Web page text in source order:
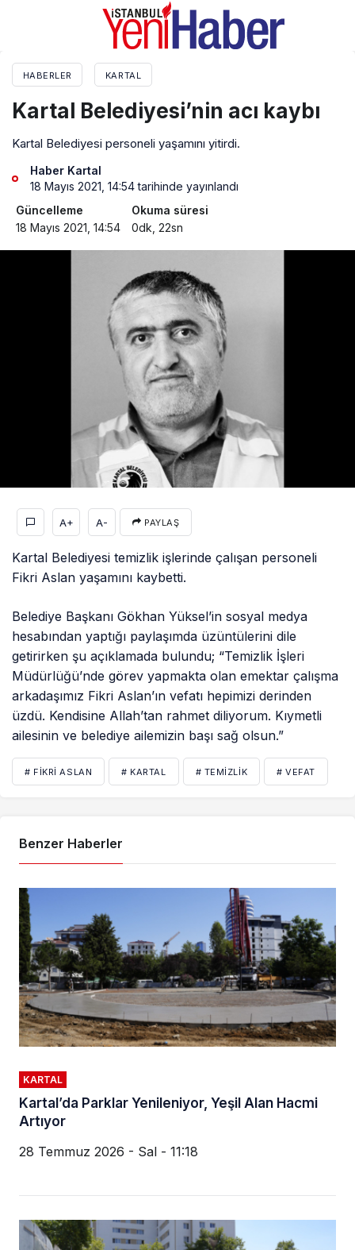
HABERLER KARTAL
Kartal Belediyesi’nin acı kaybı
Kartal Belediyesi personeli yaşamını yitirdi.
Haber Kartal
18 Mayıs 2021, 14:54tarihinde yayınlandı
Güncelleme
18 Mayıs 2021, 14:54
Okuma süresi
0dk, 22sn
A+ A- PAYLAŞ
Kartal Belediyesi temizlik işlerinde çalışan personeli
Fikri Aslan yaşamını kaybetti.
Belediye Başkanı Gökhan Yüksel’in sosyal medya
hesabından yaptığı paylaşımda üzüntülerini dile
getirirken şu açıklamada bulundu; “Temizlik İşleri
Müdürlüğü’nde görev yapmakta olan emektar çalışma
arkadaşımız Fikri Aslan’ın vefatı hepimizi derinden
üzdü. Kendisine Allah’tan rahmet diliyorum. Kıymetli
ailesinin ve belediye ailemizin başı sağ olsun.”
# FIKRI ASLAN # KARTAL # TEMIZLIK # VEFAT
Benzer Haberler
KARTAL
Kartal’da Parklar Yenileniyor, Yeşil Alan Hacmi
Artıyor
28 Temmuz 2026 - Sal - 11:18